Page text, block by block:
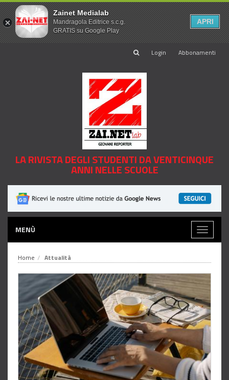
Login Abbonamenti
LA RIVISTA DEGLI STUDENTI DA VENTICINQUE
ANNI NELLE SCUOLE
MENÙ
Toggle
Home Attualità
Zainet Medialab
Mandragola Editrice s.c.g.
GRATIS su Google Play
APRI